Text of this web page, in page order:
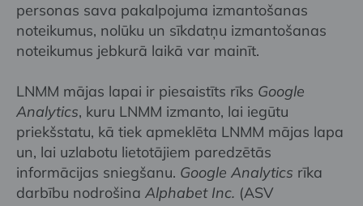
personas sava pakalpojuma izmantošanas
noteikumus, nolūku un sīkdatņu izmantošanas
noteikumus jebkurā laikā var mainīt.
LNMM mājas lapai ir piesaistīts rīks Google
Analytics, kuru LNMM izmanto, lai iegūtu
priekšstatu, kā tiek apmeklēta LNMM mājas lapa
un, lai uzlabotu lietotājiem paredzētās
informācijas sniegšanu. Google Analytics rīka
darbību nodrošina Alphabet Inc. (ASV